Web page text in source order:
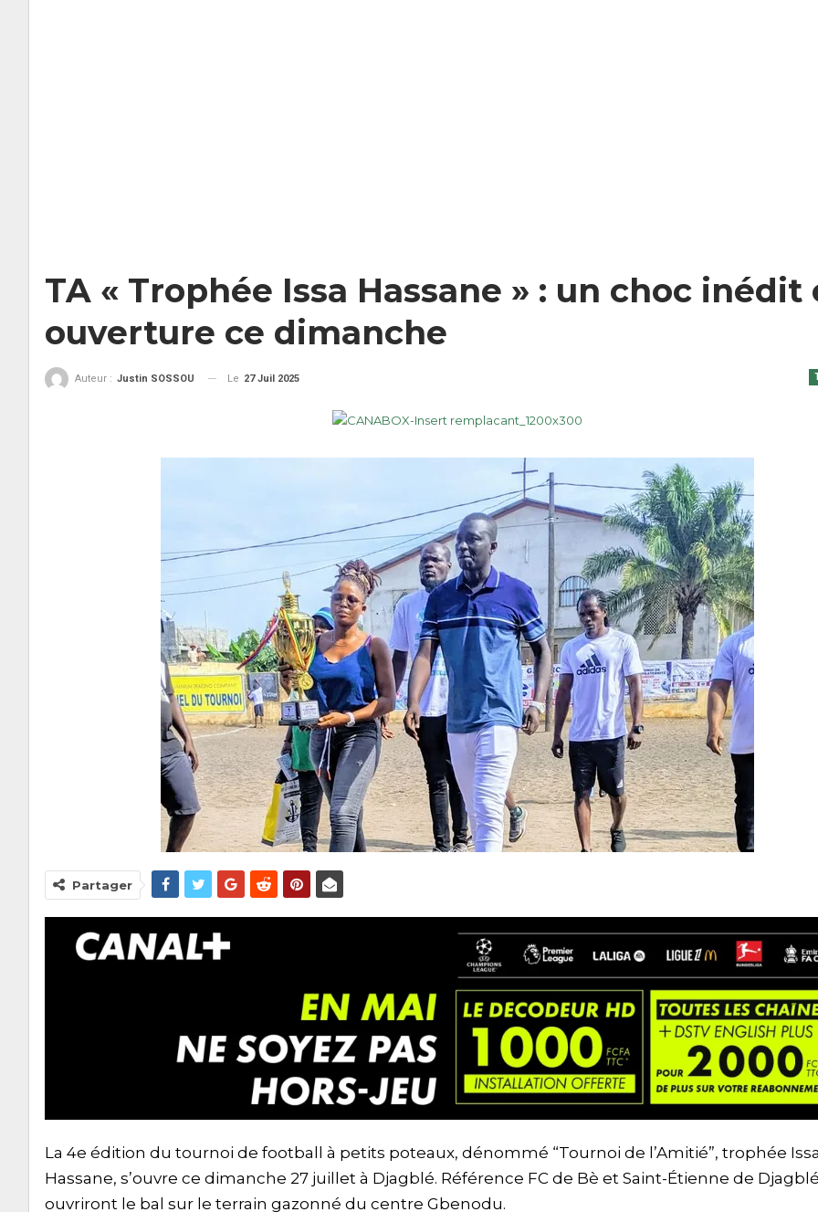
TA « Trophée Issa Hassane » : un choc inédit
ouverture ce dimanche
Auteur : Justin SOSSOU Le 27 Juil 2025
Partager
La 4e édition du tournoi de football à petits poteaux, dénommé “Tournoi de l’Amitié”, trophée
Hassane, s’ouvre ce dimanche 27 juillet à Djagblé. Référence FC de Bè et Saint-Étienne de
ouvriront le bal sur le terrain gazonné du centre Gbenodu.